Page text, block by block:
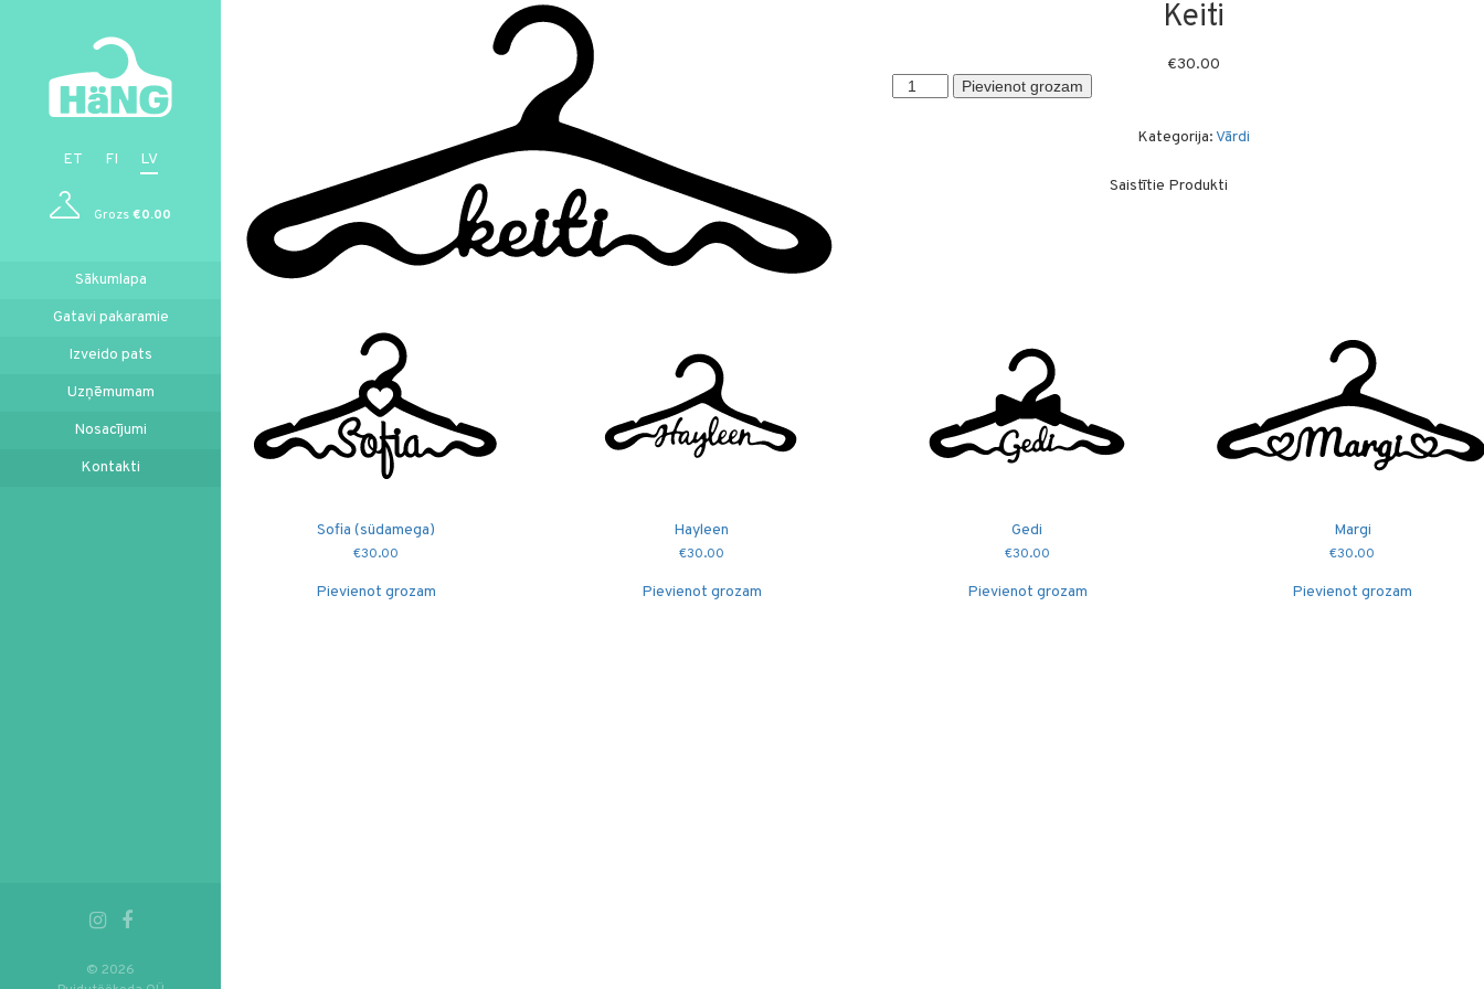
ET FI LV
Grozs€0.00
Sākumlapa
Gatavi pakaramie
Izveido pats
Uzņēmumam
Nosacījumi
Kontakti
© 2026
Keiti
€30.00
Keiti
daudzums
Pievienot grozam
Kategorija:Vārdi
Saistītie Produkti
Sofia (südamega)
€30.00
Pievienot grozam
Hayleen
€30.00
Pievienot grozam
Gedi
€30.00
Pievienot grozam
Margi
€30.00
Pievienot grozam